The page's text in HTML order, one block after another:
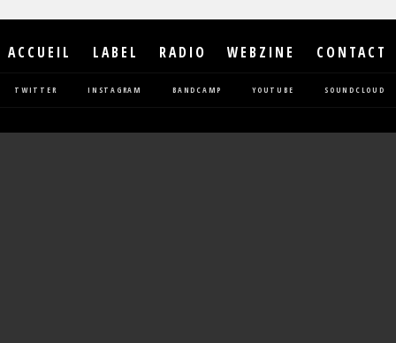
ACCUEIL LABEL RADIO WEBZINE CONTACT
TWITTER INSTAGRAM BANDCAMP YOUTUBE SOUNDCLOUD